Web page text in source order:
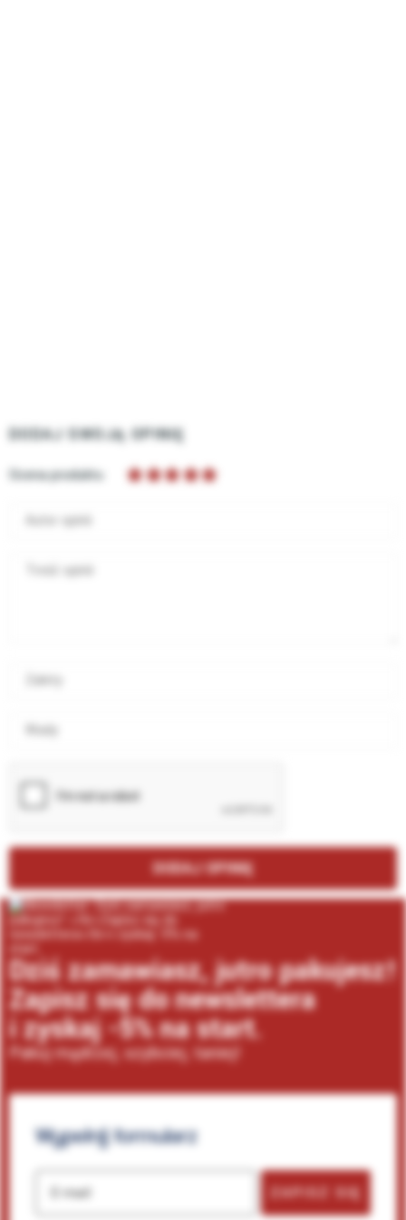
DODAJ SWOJĄ OPINIĘ
Ocena produktu
Autor opinii
Treść opinii
Zalety
DODAJ OPINIĘ
Dziś zamawiasz, jutro pakujesz!
Zapisz się do newslettera
i zyskaj -5% na start.
Pakuj mądrzej, szybciej, taniej!
Wypełnijformularz
ZAPISZ SIĘ